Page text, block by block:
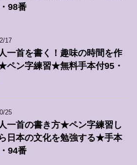
98番
17
一首を書く！趣味の時間を作
ペン字練習★無料手本付95・
25
一首の書き方★ペン字練習し
日本の文化を勉強する★手本
94番